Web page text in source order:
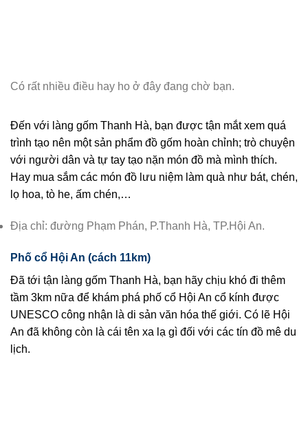
Có rất nhiều điều hay ho ở đây đang chờ bạn.
Đến với làng gốm Thanh Hà, bạn được tận mắt xem quá
trình tạo nên một sản phẩm đồ gốm hoàn chỉnh; trò chuyện
với người dân và tự tay tạo nặn món đồ mà mình thích.
Hay mua sắm các món đồ lưu niệm làm quà như bát, chén,
lọ hoa, tò he, ấm chén,…
Địa chỉ: đường Phạm Phán, P.Thanh Hà, TP.Hội An.
Phố cổ Hội An (cách 11km)
Đã tới tận làng gốm Thanh Hà, bạn hãy chịu khó đi thêm
tầm 3km nữa để khám phá phố cổ Hội An cổ kính được
UNESCO công nhận là di sản văn hóa thế giới. Có lẽ Hội
An đã không còn là cái tên xa lạ gì đối với các tín đồ mê du
lịch.